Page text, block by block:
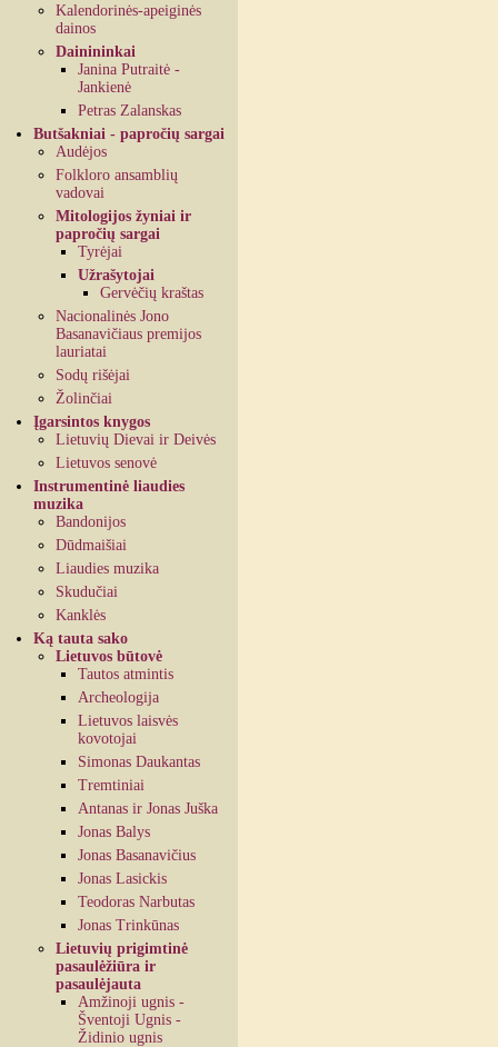
Kalendorinės-apeiginės
dainos
Dainininkai
Janina Putraitė -
Jankienė
Petras Zalanskas
Butšakniai - papročių sargai
Audėjos
Folkloro ansamblių
vadovai
Mitologijos žyniai ir
papročių sargai
Tyrėjai
Užrašytojai
Gervėčių kraštas
Nacionalinės Jono
Basanavičiaus premijos
lauriatai
Sodų rišėjai
Žolinčiai
Įgarsintos knygos
Lietuvių Dievai ir Deivės
Lietuvos senovė
Instrumentinė liaudies
muzika
Bandonijos
Dūdmaišiai
Liaudies muzika
Skudučiai
Kanklės
Ką tauta sako
Lietuvos būtovė
Tautos atmintis
Archeologija
Lietuvos laisvės
kovotojai
Simonas Daukantas
Tremtiniai
Antanas ir Jonas Juška
Jonas Balys
Jonas Basanavičius
Jonas Lasickis
Teodoras Narbutas
Jonas Trinkūnas
Lietuvių prigimtinė
pasaulėžiūra ir
pasaulėjauta
Amžinoji ugnis -
Šventoji Ugnis -
Židinio ugnis